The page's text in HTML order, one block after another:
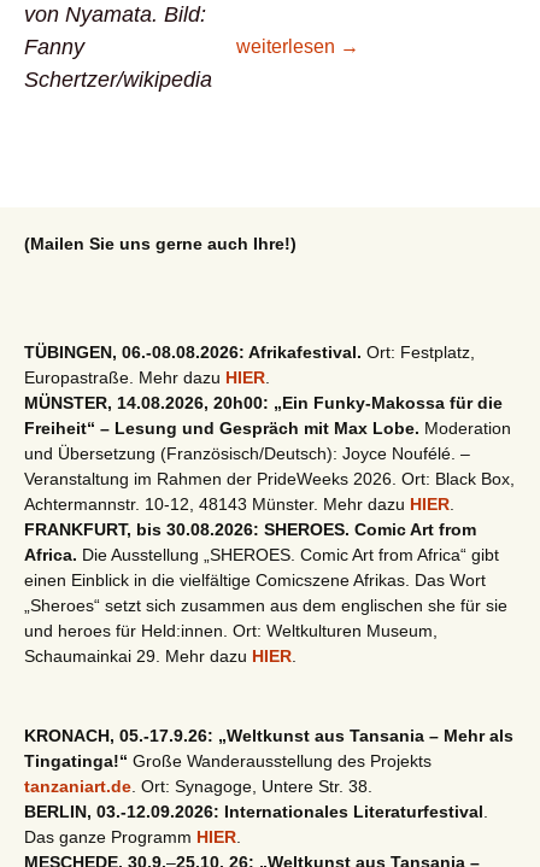
von Nyamata. Bild:
Fanny
Schertzer/wikipedia
Lesetipp/taz: Völkermord Ruanda
weiterlesen →
(Mailen Sie uns gerne auch Ihre!)
TÜBINGEN, 06.-08.08.2026: Afrikafestival. Ort: Festplatz,
Europastraße. Mehr dazu HIER
MÜNSTER, 14.08.2026, 20h00: „Ein Funky-Makossa für die
Freiheit“ – Lesung und Gespräch mit Max Lobe. Moderation
und Übersetzung (Französisch/Deutsch): Joyce Noufélé. –
Veranstaltung im Rahmen der PrideWeeks 2026. Ort: Black Box,
Achtermannstr. 10-12, 48143 Münster. Mehr dazu HIER
FRANKFURT, bis 30.08.2026: SHEROES. Comic Art from
Africa. Die Ausstellung „SHEROES. Comic Art from Africa“ gibt
einen Einblick in die vielfältige Comicszene Afrikas. Das Wort
„Sheroes“ setzt sich zusammen aus dem englischen she für sie
und heroes für Held:innen. Ort: Weltkulturen Museum,
Schaumainkai 29. Mehr dazu HIER
KRONACH, 05.-17.9.26: „Weltkunst aus Tansania – Mehr als
Tingatinga!“ Große Wanderausstellung des Projekts
tanzaniart.de . Ort: Synagoge, Untere Str. 38.
BERLIN, 03.-12.09.2026: Internationales Literaturfestival
Das ganze Programm HIER
MESCHEDE, 30.9.–25.10. 26: „Weltkunst aus Tansania –